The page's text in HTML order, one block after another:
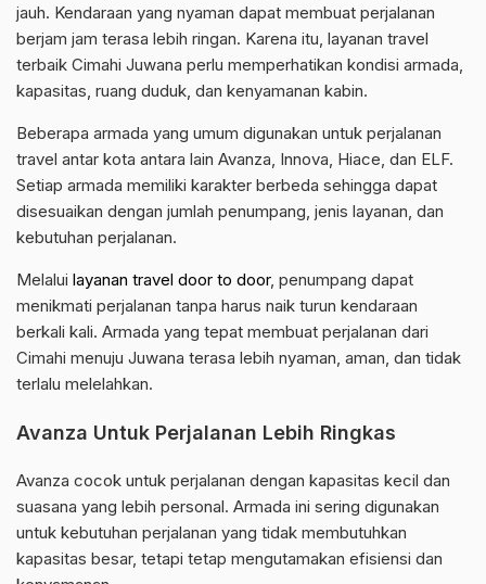
jauh. Kendaraan yang nyaman dapat membuat perjalanan
berjam jam terasa lebih ringan. Karena itu, layanan travel
terbaik Cimahi Juwana perlu memperhatikan kondisi armada,
kapasitas, ruang duduk, dan kenyamanan kabin.
Beberapa armada yang umum digunakan untuk perjalanan
travel antar kota antara lain Avanza, Innova, Hiace, dan ELF.
Setiap armada memiliki karakter berbeda sehingga dapat
disesuaikan dengan jumlah penumpang, jenis layanan, dan
kebutuhan perjalanan.
Melalui layanan travel door to door, penumpang dapat
menikmati perjalanan tanpa harus naik turun kendaraan
berkali kali. Armada yang tepat membuat perjalanan dari
Cimahi menuju Juwana terasa lebih nyaman, aman, dan tidak
terlalu melelahkan.
Avanza Untuk Perjalanan Lebih Ringkas
Avanza cocok untuk perjalanan dengan kapasitas kecil dan
suasana yang lebih personal. Armada ini sering digunakan
untuk kebutuhan perjalanan yang tidak membutuhkan
kapasitas besar, tetapi tetap mengutamakan efisiensi dan